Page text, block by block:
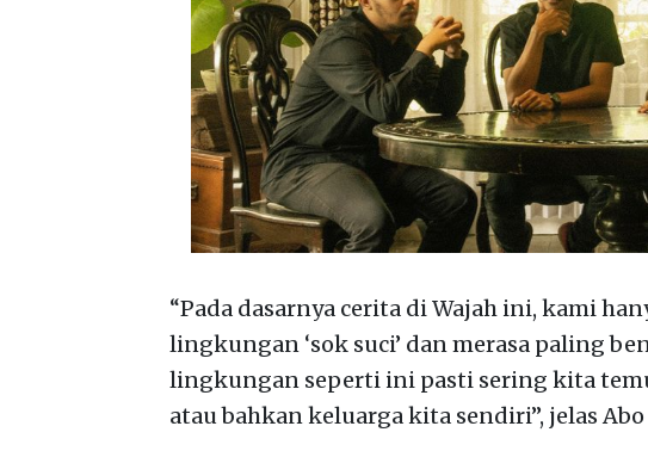
“Pada dasarnya cerita di Wajah ini, kami
lingkungan ‘sok suci’ dan merasa paling
lingkungan seperti ini pasti sering kita
atau bahkan keluarga kita sendiri”, jelas